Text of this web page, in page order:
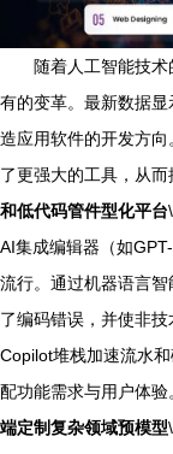
随着人工智能技
有的变革。最新数据
造应用软件的开发方
了更强大的工具，从
和低代码管件型化平台
AI集成编辑器（如
流行。通过机器语言
了编码错误，并使非
Copilot堆栈加速流水
配功能需求与用户体
端定制复杂领域预模型